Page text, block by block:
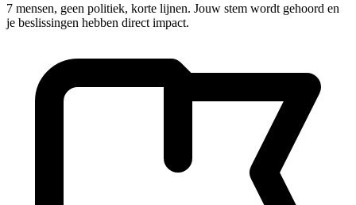
7 mensen, geen politiek, korte lijnen. Jouw stem wordt gehoord en
je beslissingen hebben direct impact.